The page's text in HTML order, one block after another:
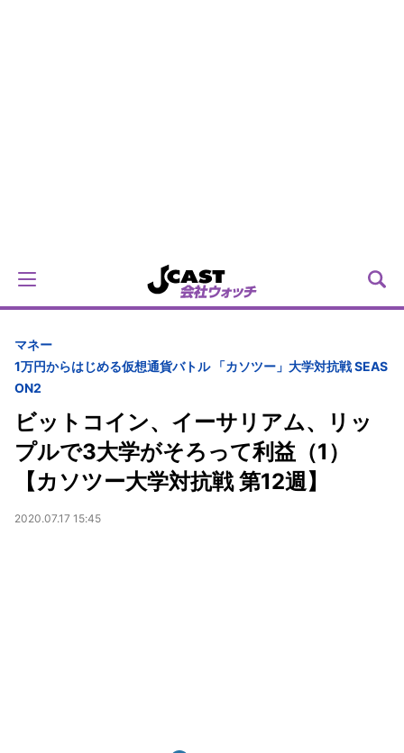
マネー
1万円からはじめる仮想通貨バトル 「カソツー」大学対抗戦 SEAS
ON2
ビットコイン、イーサリアム、リッ
プルで3大学がそろって利益（1）
【カソツー大学対抗戦 第12週】
2020.07.17 15:45